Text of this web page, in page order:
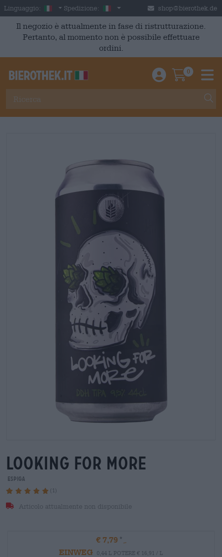
Skip to main content
Linguaggio: Italian
Spedizione: Italia shop@bierothek.de
Il negozio è attualmente in fase di ristrutturazione.
Pertanto, al momento non è possibile effettuare
ordini.
Einloggen /
0
looking for more
Espiga
(1)
Articolo attualmente non disponibile
€ 7,79
EINWEG
0,44 L POTERE € 16,91 / L